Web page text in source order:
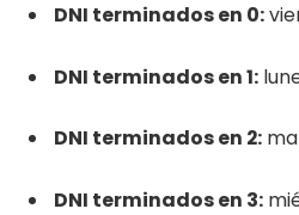
DNI terminados en 0:
DNI terminados en 1:
DNI terminados en 2:
DNI terminados en 3: